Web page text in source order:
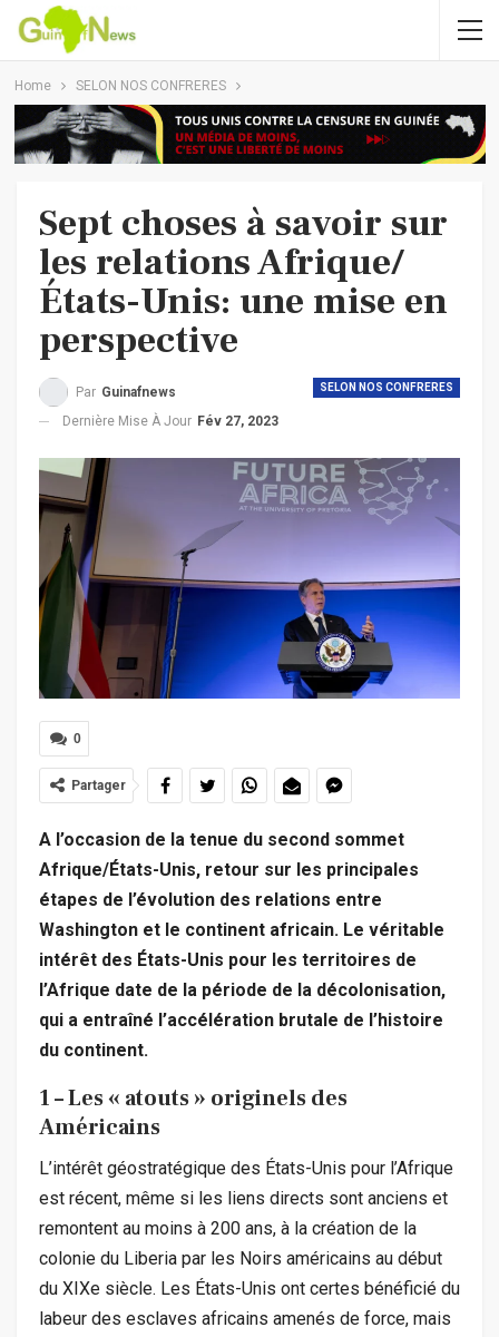
Home SELON NOS CONFRERES
Sept choses à savoir sur
les relations Afrique/
États-Unis: une mise en
perspective
SELON NOS CONFRERES
Par Guinafnews
Dernière Mise À Jour Fév 27, 2023
0
Partager
A l’occasion de la tenue du second sommet
Afrique/États-Unis, retour sur les principales
étapes de l’évolution des relations entre
Washington et le continent africain. Le véritable
intérêt des États-Unis pour les territoires de
l’Afrique date de la période de la décolonisation,
qui a entraîné l’accélération brutale de l’histoire
du continent.
1 – Les « atouts » originels des
Américains
L’intérêt géostratégique des États-Unis pour l’Afrique
est récent, même si les liens directs sont anciens et
remontent au moins à 200 ans, à la création de la
colonie du Liberia par les Noirs américains au début
du XIXe siècle. Les États-Unis ont certes bénéficié du
labeur des esclaves africains amenés de force, mais